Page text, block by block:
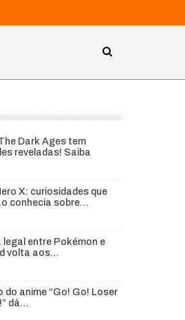
Dark Ages tem
reveladas! Saiba
X: curiosidades que
conhecia sobre…
legal entre Pokémon e
volta aos…
do anime “Go! Go! Loser
dá…